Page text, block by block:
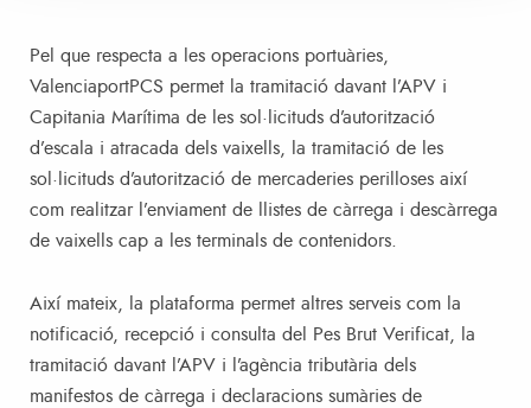
Pel que respecta a les operacions portuàries,
ValenciaportPCS permet la tramitació davant l’APV i
Capitania Marítima de les sol·licituds d’autorització
d’escala i atracada dels vaixells, la tramitació de les
sol·licituds d’autorització de mercaderies perilloses així
com realitzar l’enviament de llistes de càrrega i descàrrega
de vaixells cap a les terminals de contenidors.
Així mateix, la plataforma permet altres serveis com la
notificació, recepció i consulta del Pes Brut Verificat, la
tramitació davant l’APV i l’agència tributària dels
manifestos de càrrega i declaracions sumàries de